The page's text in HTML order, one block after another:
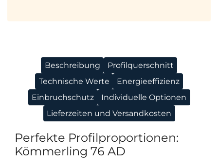
Beschreibung
Profilquerschnitt
Technische Werte
Energieeffizienz
Einbruchschutz
Individuelle Optionen
Lieferzeiten und Versandkosten
Perfekte Profilproportionen:
Kömmerling 76 AD